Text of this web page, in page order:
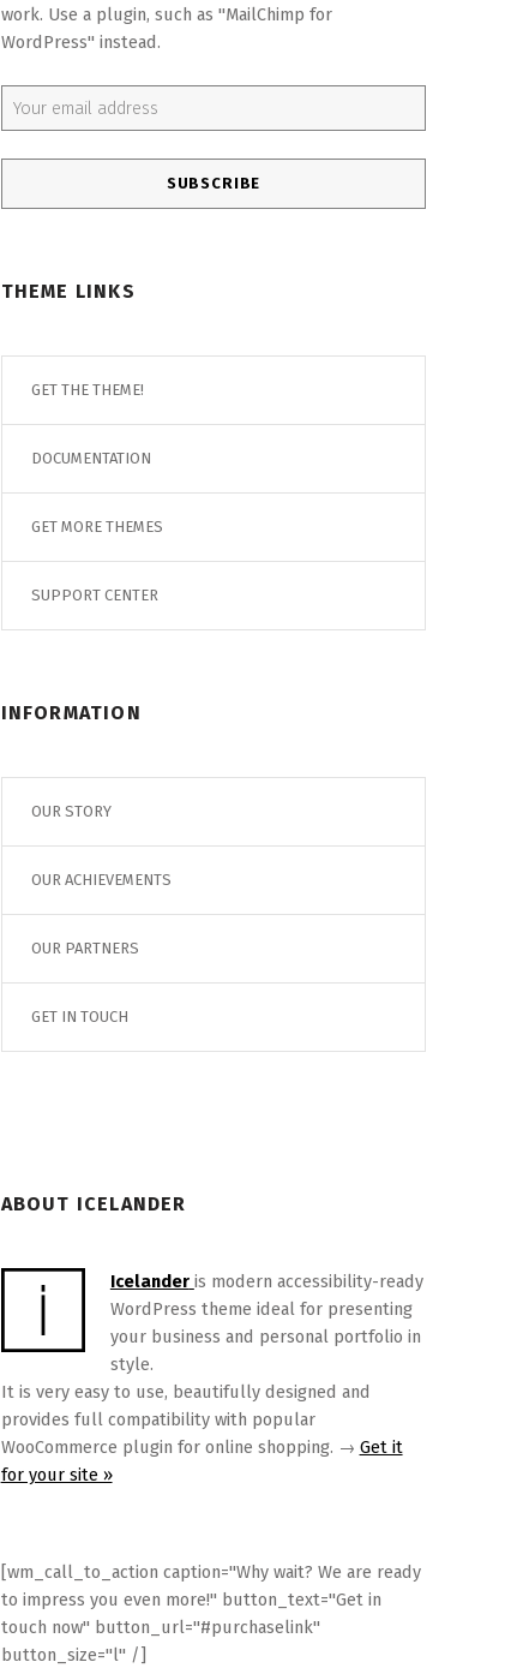
work. Use a plugin, such as "MailChimp for
WordPress" instead.
Email address:
THEME LINKS
GET THE THEME!
DOCUMENTATION
GET MORE THEMES
SUPPORT CENTER
INFORMATION
OUR STORY
OUR ACHIEVEMENTS
OUR PARTNERS
GET IN TOUCH
ABOUT ICELANDER
Icelander is modern accessibility-ready
WordPress theme ideal for presenting
your business and personal portfolio in
style.
It is very easy to use, beautifully designed and
provides full compatibility with popular
WooCommerce plugin for online shopping. → Get it
for your site »
[wm_call_to_action caption="Why wait? We are ready
to impress you even more!" button_text="Get in
touch now" button_url="#purchaselink"
button_size="l" /]